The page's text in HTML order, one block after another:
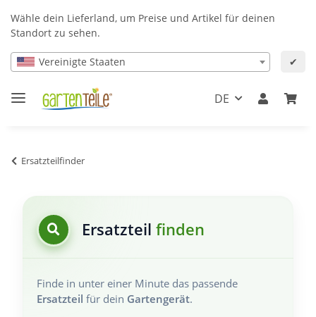
Wähle dein Lieferland, um Preise und Artikel für deinen
Standort zu sehen.
Vereinigte Staaten ✔
DE
Ersatzteilfinder
Ersatzteil finden
Finde in unter einer Minute das passende
Ersatzteil für dein Gartengerät.